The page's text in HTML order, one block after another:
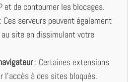
et de contourner les blocages.
serveurs peuvent également
site en dissimulant votre
: Certaines extensions
l’accès à des sites bloqués.